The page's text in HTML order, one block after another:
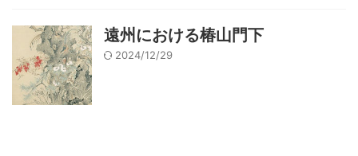
遠州における椿山門下
2024/12/29